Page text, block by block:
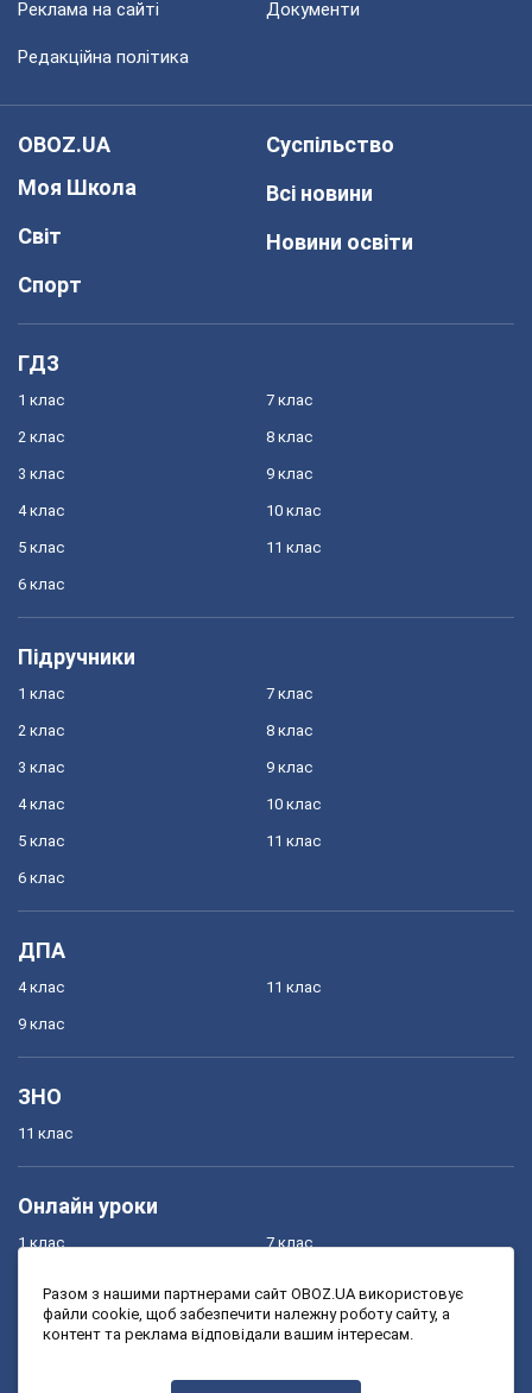
Реклама на сайті Документи
Редакційна політика
OBOZ.UA
Моя Школа
Світ
Спорт
Суспільство
Всі новини
Новини освіти
ГДЗ
1 клас
2 клас
3 клас
4 клас
5 клас
6 клас
7 клас
8 клас
9 клас
10 клас
11 клас
Підручники
1 клас
2 клас
3 клас
4 клас
5 клас
6 клас
7 клас
8 клас
9 клас
10 клас
11 клас
ДПА
4 клас
9 клас
11 клас
ЗНО
11 клас
Онлайн уроки
1 клас
3 клас
7 клас
9 клас
Разом з нашими партнерами сайт OBOZ.UA використовує
файли cookie, щоб забезпечити належну роботу сайту, а
контент та реклама відповідали вашим інтересам.